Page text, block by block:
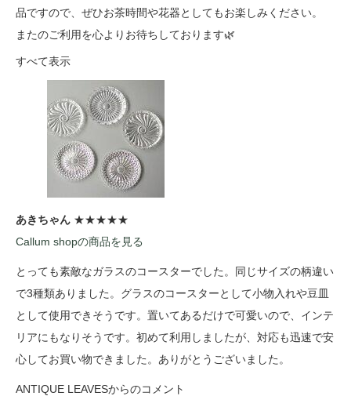
品ですので、ぜひお茶時間や花器としてもお楽しみください。
またのご利用を心よりお待ちしております🌿
すべて表示
あきちゃん ★★★★★
Callum shopの商品を見る
とっても素敵なガラスのコースターでした。同じサイズの柄違い
で3種類ありました。グラスのコースターとして小物入れや豆皿
として使用できそうです。置いてあるだけで可愛いので、インテ
リアにもなりそうです。初めて利用しましたが、対応も迅速で安
心してお買い物できました。ありがとうございました。
ANTIQUE LEAVESからのコメント